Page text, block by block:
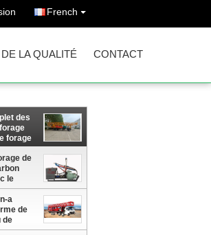
French
LA QUALITÉ CONTACT
des
forage
des
de
de
le
trou de
et de
a
de
de